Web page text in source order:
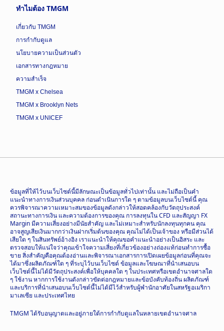
ทำไมต้อง TMGM
เกี่ยวกับ TMGM
การกำกับดูแล
นโยบายความเป็นส่วนตัว
เอกสารทางกฎหมาย
ความสำเร็จ
TMGM x Chelsea
TMGM x Brooklyn Nets
TMGM x UNICEF
ข้อมูลที่ให้ไว้บนเว็บไซต์นี้มีลักษณะเป็นข้อมูลทั่วไปเท่านั้น และไม่ถือเป็นคำ
แนะนำทางการเงินส่วนบุคคล ก่อนดำเนินการใด ๆ ตามข้อมูลบนเว็บไซต์นี้ คุณ
ควรพิจารณาความเหมาะสมของข้อมูลดังกล่าวให้สอดคล้องกับวัตถุประสงค์
สถานะทางการเงิน และความต้องการของคุณ การลงทุนใน CFD และสัญญา FX
Margin มีความเสี่ยงอย่างมีนัยสำคัญ และไม่เหมาะสำหรับนักลงทุนทุกคน คุณ
อาจสูญเสียเงินมากกว่าเงินฝากเริ่มต้นของคุณ คุณไม่ได้เป็นเจ้าของ หรือมีส่วนได้
เสียใด ๆ ในสินทรัพย์อ้างอิง เราแนะนำให้คุณขอคำแนะนำอย่างเป็นอิสระ และ
ตรวจสอบให้แน่ใจว่าคุณเข้าใจความเสี่ยงที่เกี่ยวข้องอย่างถ่องแท้ก่อนทำการซื้อ
ขาย สิ่งสำคัญคือคุณต้องอ่านและพิจารณาเอกสารการเปิดเผยข้อมูลก่อนที่คุณจะ
ได้มาซึ่งผลิตภัณฑ์ใด ๆ ที่ระบุไว้บนเว็บไซต์ ข้อมูลและโฆษณาที่นำเสนอบน
เว็บไซต์นี้ไม่ได้มีวัตถุประสงค์เพื่อให้บุคคลใด ๆ ในประเทศหรือเขตอำนาจศาลใด
ๆ ใช้งาน หากการใช้งานดังกล่าวขัดต่อกฎหมายและข้อบังคับท้องถิ่น ผลิตภัณฑ์
และบริการที่นำเสนอบนเว็บไซต์นี้ไม่ได้มีไว้สำหรับผู้พำนักอาศัยในสหรัฐอเมริกา
มาเลเซีย และประเทศไทย
TMGM ได้รับอนุญาตและอยู่ภายใต้การกำกับดูแลในหลายเขตอำนาจศาล